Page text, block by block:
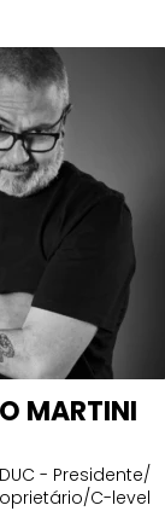
MARTINI
- Presidente/
C-level